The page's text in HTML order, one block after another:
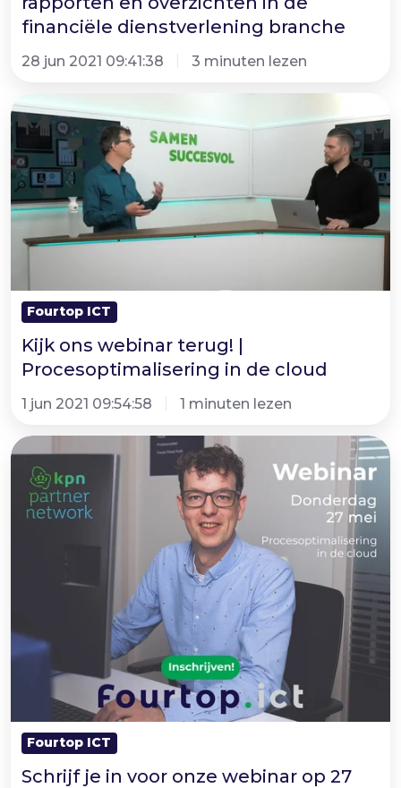
branche
financiële dienstverlening branche
28 jun 2021 09:41:38 3 minuten lezen
Kijk
ons
webinar
terug!
|
Procesoptimalisering
cloud
Fourtop ICT
Kijk ons webinar terug! |
Procesoptimalisering in de cloud
1 jun 2021 09:54:58 1 minuten lezen
Schrijf
voor
mei
Fourtop ICT
Schrijf je in voor onze webinar op 27